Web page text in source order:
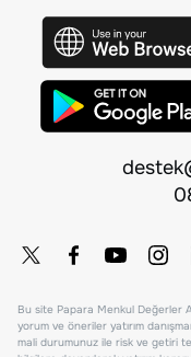
Bu site Papara Menkul Değerler
yorum ve öneriler yatırım
mali durumunuz ile risk ve getiri